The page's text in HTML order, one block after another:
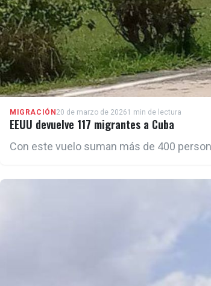
MIGRACIÓN 20 de marzo de 20261 min de lectura
EEUU devuelve 117 migrantes a Cuba
Con este vuelo suman más de 400